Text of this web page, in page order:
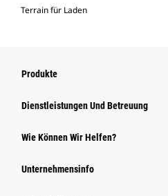
Terrain für Laden
Produkte
Dienstleistungen Und Betreuung
Wie Können Wir Helfen?
Unternehmensinfo